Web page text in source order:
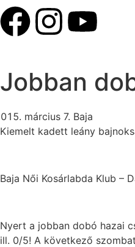
Jobban
március 7. Baja
Kiemelt kadett leány
Baja Női Kosárlabda Klub –
Nyert a jobban dobó hazai
ill. 0/5! A következő